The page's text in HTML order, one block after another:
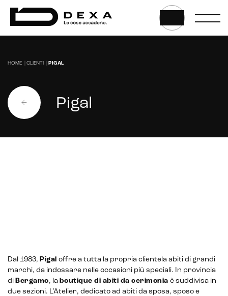
Web, App & Digital solution
UX/UI Design
Gestione hosting e manutenzione di siti web
HOME CLIENTI PIGAL
Pigal
Dal 1983, Pigal offre a tutta la propria clientela abiti di grandi
marchi, da indossare nelle occasioni più speciali. In provincia
di Bergamo, la boutique di abiti da cerimonia è suddivisa in
due sezioni. L’Atelier, dedicato ad abiti da sposa, sposo e